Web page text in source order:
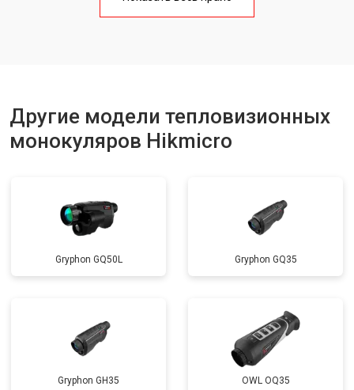
Другие модели тепловизионных
монокуляров Hikmicro
Gryphon GQ50L Gryphon GQ35
Gryphon GH35 OWL OQ35